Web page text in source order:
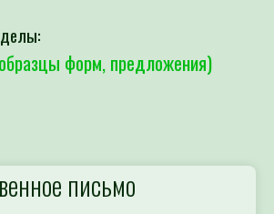
форм, предложения)
письмо